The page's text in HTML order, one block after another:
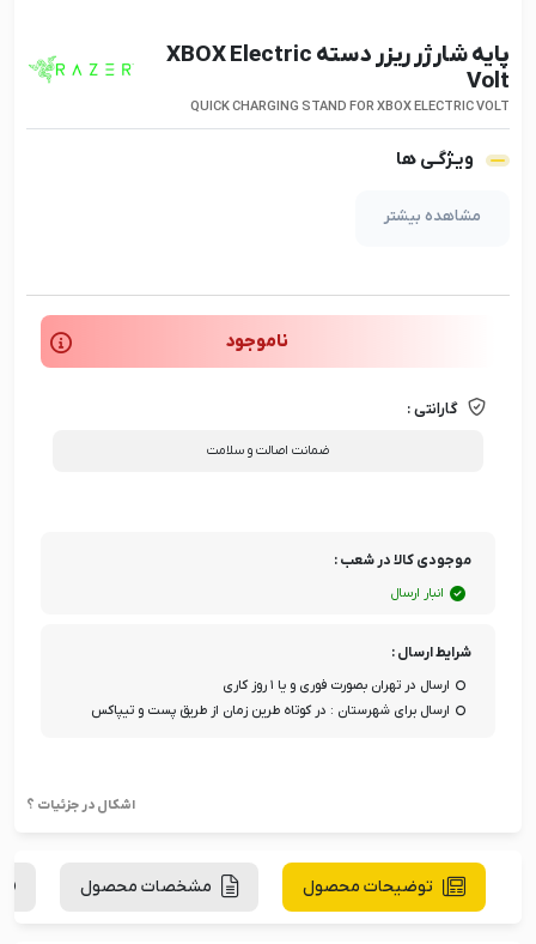
پایه شارژر ریزر دسته XBOX Electric
Volt
QUICK CHARGING STAND FOR XBOX ELECTRIC VOLT
ویـژگـی ها
مشاهده بیشتر
ناموجود
گارانتی :
ضمانت اصالت و سلامت
موجودی کالا در شعب :
انبار ارسال
شرایط ارسال :
ارسال در تهران بصورت فوری و یا ۱ روز کاری
ارسال برای شهرستان : در کوتاه طرین زمان از طریق پست و تیپاکس
اشکال در جزئیات ؟
توضیحات محصول مشخصات محصول